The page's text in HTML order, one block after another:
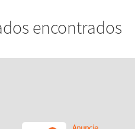
encontrados